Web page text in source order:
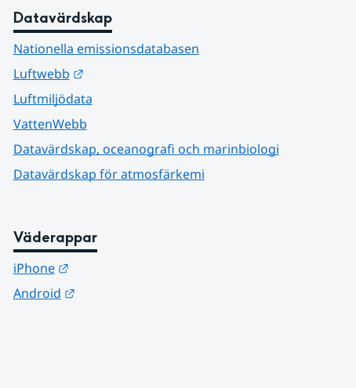
Datavärdskap
Nationella emissionsdatabasen
Luftwebb
Länk till annan webbplats.
Luftmiljödata
VattenWebb
Datavärdskap, oceanografi och marinbiologi
Datavärdskap för atmosfärkemi
Väderappar
iPhone
Länk till annan webbplats.
Android
Länk till annan webbplats.